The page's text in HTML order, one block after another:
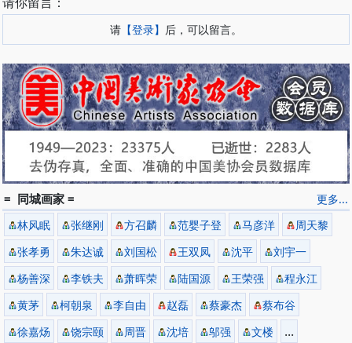
请 【登录】 后，可以留言。
更多...
= 同城画家 =
林风眠 张继刚 方召麟 范婴子登 马彦洋
周天黎
张孝勇
朱达诚 刘国松 王双凤 沈平
刘宇一
杨善深
李铁夫 萧晖荣 陆国源 王荣强
程永江
黄茅
柯朝泉 李自由 赵磊 蔡豪杰
蔡布谷
徐嘉炀
饶宗颐 周晋 沈培 邬强 文楼 ...